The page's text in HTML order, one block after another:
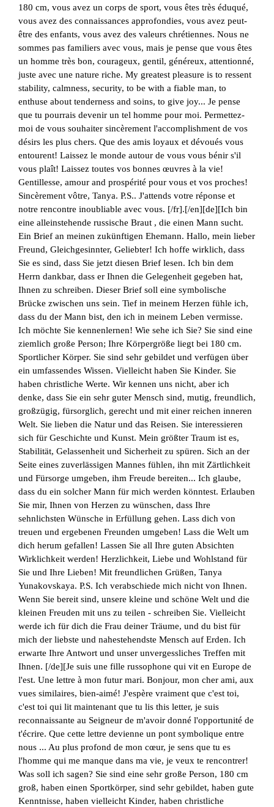
180 cm, vous avez un corps de sport, vous êtes très éduqué,
vous avez des connaissances approfondies, vous avez peut-
être des enfants, vous avez des valeurs chrétiennes. Nous ne
sommes pas familiers avec vous, mais je pense que vous êtes
un homme très bon, courageux, gentil, généreux, attentionné,
juste avec une nature riche. My greatest pleasure is to ressent
stability, calmness, security, to be with a fiable man, to
enthuse about tenderness and soins, to give joy... Je pense
que tu pourrais devenir un tel homme pour moi. Permettez-
moi de vous souhaiter sincèrement l'accomplishment de vos
désirs les plus chers. Que des amis loyaux et dévoués vous
entourent! Laissez le monde autour de vous vous bénir s'il
vous plaît! Laissez toutes vos bonnes œuvres à la vie!
Gentillesse, amour and prospérité pour vous et vos proches!
Sincèrement vôtre, Tanya. P.S.. J'attends votre réponse et
notre rencontre inoubliable avec vous. [/fr].[/en][de][Ich bin
eine alleinstehende russische Braut , die einen Mann sucht.
Ein Brief an meinen zukünftigen Ehemann. Hallo, mein lieber
Freund, Gleichgesinnter, Geliebter! Ich hoffe wirklich, dass
Sie es sind, dass Sie jetzt diesen Brief lesen. Ich bin dem
Herrn dankbar, dass er Ihnen die Gelegenheit gegeben hat,
Ihnen zu schreiben. Dieser Brief soll eine symbolische
Brücke zwischen uns sein. Tief in meinem Herzen fühle ich,
dass du der Mann bist, den ich in meinem Leben vermisse.
Ich möchte Sie kennenlernen! Wie sehe ich Sie? Sie sind eine
ziemlich große Person; Ihre Körpergröße liegt bei 180 cm.
Sportlicher Körper. Sie sind sehr gebildet und verfügen über
ein umfassendes Wissen. Vielleicht haben Sie Kinder. Sie
haben christliche Werte. Wir kennen uns nicht, aber ich
denke, dass Sie ein sehr guter Mensch sind, mutig, freundlich,
großzügig, fürsorglich, gerecht und mit einer reichen inneren
Welt. Sie lieben die Natur und das Reisen. Sie interessieren
sich für Geschichte und Kunst. Mein größter Traum ist es,
Stabilität, Gelassenheit und Sicherheit zu spüren. Sich an der
Seite eines zuverlässigen Mannes fühlen, ihn mit Zärtlichkeit
und Fürsorge umgeben, ihm Freude bereiten... Ich glaube,
dass du ein solcher Mann für mich werden könntest. Erlauben
Sie mir, Ihnen von Herzen zu wünschen, dass Ihre
sehnlichsten Wünsche in Erfüllung gehen. Lass dich von
treuen und ergebenen Freunden umgeben! Lass die Welt um
dich herum gefallen! Lassen Sie all Ihre guten Absichten
Wirklichkeit werden! Herzlichkeit, Liebe und Wohlstand für
Sie und Ihre Lieben! Mit freundlichen Grüßen, Tanya
Yunakovskaya. P.S. Ich verabschiede mich nicht von Ihnen.
Wenn Sie bereit sind, unsere kleine und schöne Welt und die
kleinen Freuden mit uns zu teilen - schreiben Sie. Vielleicht
werde ich für dich die Frau deiner Träume, und du bist für
mich der liebste und nahestehendste Mensch auf Erden. Ich
erwarte Ihre Antwort und unser unvergessliches Treffen mit
Ihnen. [/de][Je suis une fille russophone qui vit en Europe de
l'est. Une lettre à mon futur mari. Bonjour, mon cher ami, aux
vues similaires, bien-aimé! J'espère vraiment que c'est toi,
c'est toi qui lit maintenant que tu lis this letter, je suis
reconnaissante au Seigneur de m'avoir donné l'opportunité de
t'écrire. Que cette lettre devienne un pont symbolique entre
nous ... Au plus profond de mon cœur, je sens que tu es
l'homme qui me manque dans ma vie, je veux te rencontrer!
Was soll ich sagen? Sie sind eine sehr große Person, 180 cm
groß, haben einen Sportkörper, sind sehr gebildet, haben gute
Kenntnisse, haben vielleicht Kinder, haben christliche